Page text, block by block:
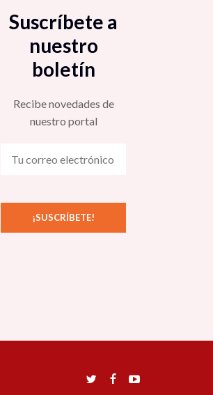
Suscríbete a
nuestro
boletín
Recibe novedades de
nuestro portal